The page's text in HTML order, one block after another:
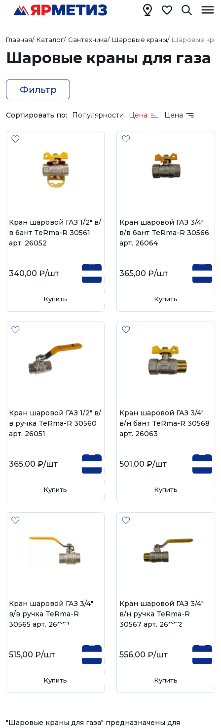
Главная/ Каталог/ Сантехника/ Шаровые краны/ Шаровые
Шаровые краны для газа
Фильтр
Сортировать по: Популярности Цена Цена
Кран шаровой ГАЗ 1/2" в/
в бант TeRma-R 30561
арт. 26052
340,00 ₽/шт
Купить
Кран шаровой ГАЗ 3/4"
в/в бант TeRma-R 30566
арт. 26064
365,00 ₽/шт
Купить
Кран шаровой ГАЗ 1/2" в/
в ручка TeRma-R 30560
арт. 26051
365,00 ₽/шт
Купить
Кран шаровой ГАЗ 3/4"
в/н бант TeRma-R 30568
арт. 26063
501,00 ₽/шт
Купить
Кран шаровой ГАЗ 3/4"
в/в ручка TeRma-R
30565 арт. 26061
515,00 ₽/шт
Купить
Кран шаровой ГАЗ 3/4"
в/н ручка TeRma-R
30567 арт. 26062
556,00 ₽/шт
Купить
"Шаровые краны для газа" предназначены для